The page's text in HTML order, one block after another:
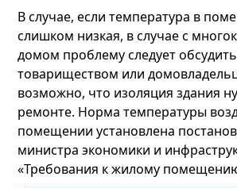
В случае, если температура в
слишком низкая, в случае с
домом проблему следует
товариществом или
возможно, что изоляция здания
ремонте. Норма температуры
помещении установлена
министра экономики и
«Требования к жилому